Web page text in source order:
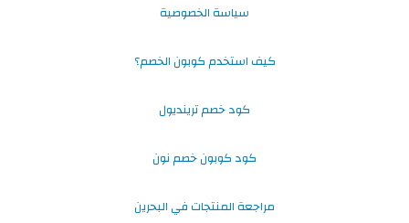
سياسة الخصوصية
كيف استخدم كوبون الخصم؟
كود خصم ترينديول
كود كوبون خصم نون
مراجعة المنتجات في البحرين